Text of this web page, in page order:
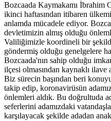
Bozcaada Kaymakamı İbrahim
ikinci haftasından itibaren
anlamda mücadele ediyor.
devletimizin almış olduğu
Valiliğimizle koordineli bir
göndermiş olduğu genelgelere
Bozcaada'nın sahip olduğu
ilçesi olmasından kaynaklı ilave
Biz sürecin başından beri
takip edip, koronavirüsün
önlemleri aldık. Bu doğrultuda
seferlerini adamızdaki
karşılayacak şekilde adadan